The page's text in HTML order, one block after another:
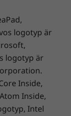
logotyp är
logotyp är
Inside,
Inside,
Intel